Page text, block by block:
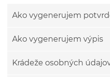
Ako vygenerujem
Ako vygenerujem výpis
Krádeže osobných